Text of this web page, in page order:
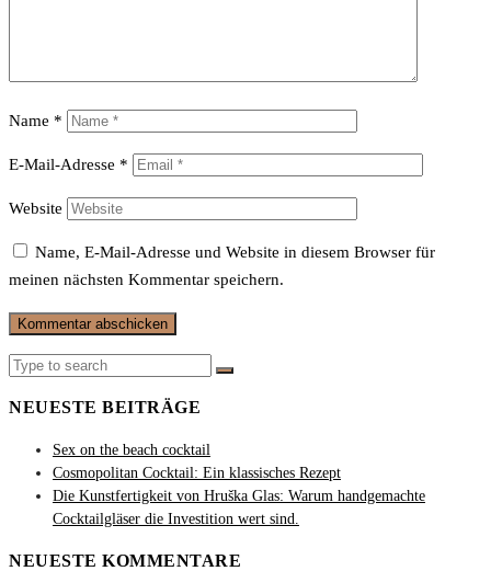
Name *
E-Mail-Adresse *
Website
Name, E-Mail-Adresse und Website in diesem Browser für
meinen nächsten Kommentar speichern.
Search
Search
NEUESTE BEITRÄGE
Sex on the beach cocktail
Cosmopolitan Cocktail: Ein klassisches Rezept
Die Kunstfertigkeit von Hruška Glas: Warum handgemachte
Cocktailgläser die Investition wert sind.
NEUESTE KOMMENTARE